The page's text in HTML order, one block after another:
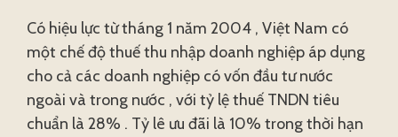
Có hiệu lực từ tháng 1 năm 2004 , Việt Nam có
một chế độ thuế thu nhập doanh nghiệp áp dụng
cho cả các doanh nghiệp có vốn đầu tư nước
ngoài và trong nước , với tỷ lệ thuế TNDN tiêu
chuẩn là 28% . Tỷ lê ưu đãi là 10% trong thời hạn